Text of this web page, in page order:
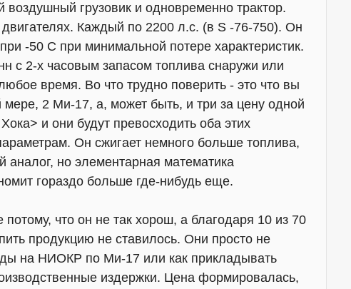
воздушный грузовик и одновременно трактор.
двигателях. Каждый по 2200 л.с. (в S -76-750). Он
-50 С при минимальной потере характеристик.
с 2-х часовым запасом топлива снаружи или
время. Во что трудно поверить - это что вы
мере, 2 Ми-17, а, может быть, и три за цену одной
и они будут превосходить оба этих
Он сжигает немного больше топлива,
аналог, но элементарная математика
гораздо больше где-нибудь еще.
что он не так хорош, а благодаря 10 из 70
продукцию не ставилось. Они просто не
на НИОКР по Ми-17 или как прикладывать
издержки. Цена формировалась,